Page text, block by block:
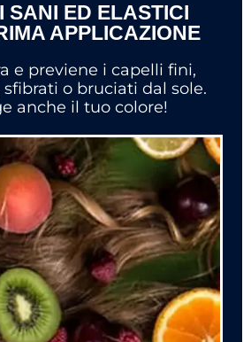
SANI ED ELASTICI
APPLICAZIONE
e previene i capelli fini,
o bruciati dal sole.
anche il tuo colore!